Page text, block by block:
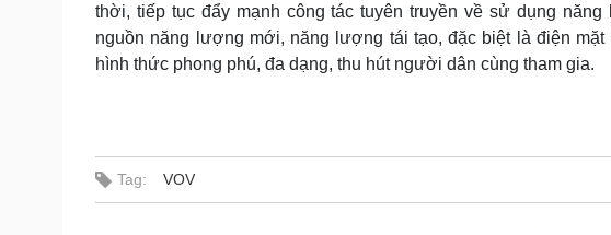
thời, tiếp tục đẩy mạnh công tác tuyên truyền về sử dụng
nguồn năng lượng mới, năng lượng tái tạo, đặc biệt là điện
hình thức phong phú, đa dạng, thu hút người dân cùng tham gia.
Tag: VOV